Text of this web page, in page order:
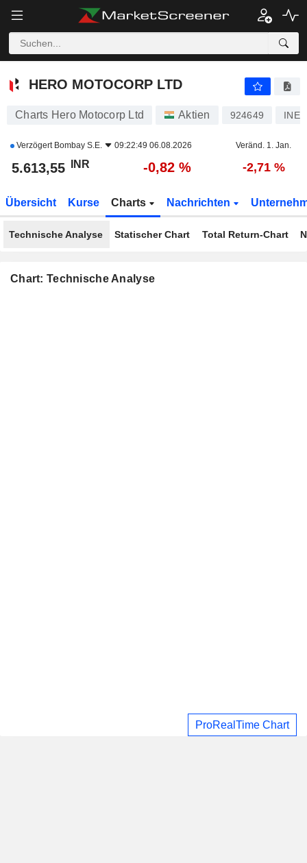
HERO MOTOCORP LTD -0,82 %
HERO MOTOCORP LTD
Charts Hero Motocorp Ltd Aktien 924649
Verzögert Bombay S.E. 09:22:49 06.08.2026 Veränd. 1. Jan.
5.613,55 INR -0,82 % -2,71 %
Übersicht Kurse Charts Nachrichten
Technische Analyse Statischer Chart Total Return-Chart
Chart: Technische Analyse
ProRealTime Chart